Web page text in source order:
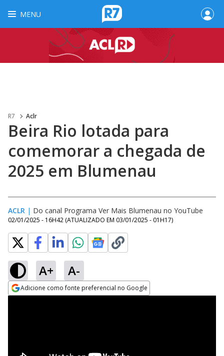
MENU
R7 Aclr
Beira Rio lotada para
comemorar a chegada de
2025 em Blumenau
ACLR | Do canal Programa Ver Mais Blumenau no YouTube
02/01/2025 - 16H42 (ATUALIZADO EM 03/01/2025 - 01H17)
A+ A-
Adicione como fonte preferencial no Google